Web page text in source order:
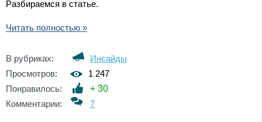
Разбираемся в статье.
Читать полностью »
В рубриках:
Инсайды
Просмотров:
1 247
Понравилось:
+ 30
Комментарии:
7